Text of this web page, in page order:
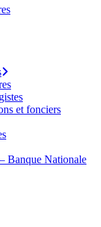
et fonciers
Banque Nationale